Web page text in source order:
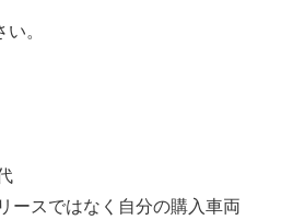
。
スではなく自分の購入車両